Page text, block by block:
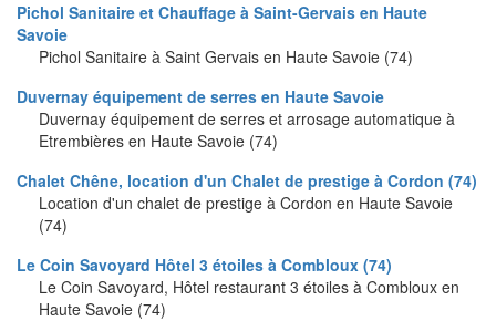
Pichol Sanitaire et Chauffage à Saint-Gervais en Haute
Savoie
Pichol Sanitaire à Saint Gervais en Haute Savoie (74)
Duvernay équipement de serres en Haute Savoie
Duvernay équipement de serres et arrosage automatique à
Etrembières en Haute Savoie (74)
Chalet Chêne, location d'un Chalet de prestige à Cordon (74)
Location d'un chalet de prestige à Cordon en Haute Savoie
(74)
Le Coin Savoyard Hôtel 3 étoiles à Combloux (74)
Le Coin Savoyard, Hôtel restaurant 3 étoiles à Combloux en
Haute Savoie (74)